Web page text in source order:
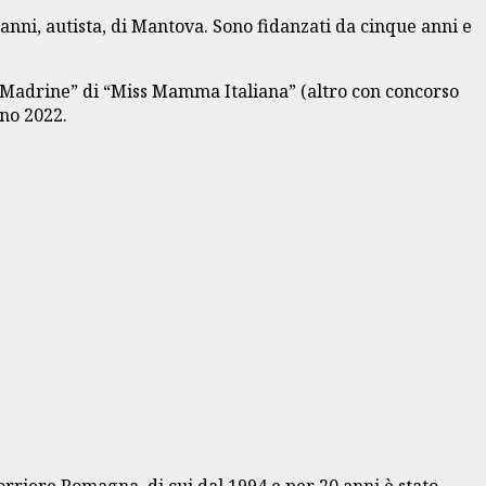
autista, di Mantova. Sono fidanzati da cinque anni e
di “Miss Mamma Italiana” (altro con concorso
2022.